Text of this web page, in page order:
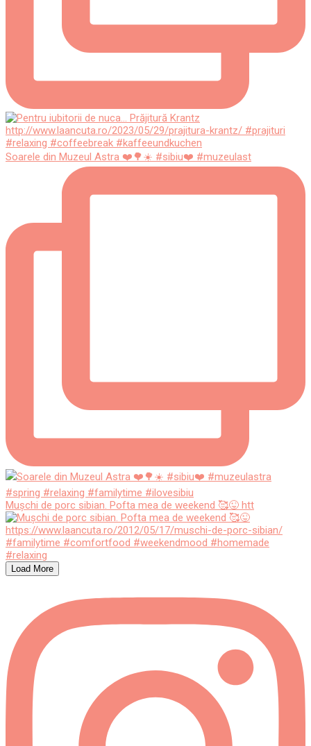
Soarele din Muzeul Astra ❤️🌳☀️ #sibiu❤️ #muzeulast
Mușchi de porc sibian. Pofta mea de weekend 🥰😜 htt
Load More